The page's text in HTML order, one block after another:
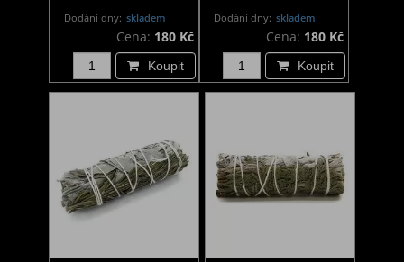
Dodání dny: skladem
Cena: 180 Kč
Koupit
Dodání dny: skladem
Cena: 180 Kč
Koupit